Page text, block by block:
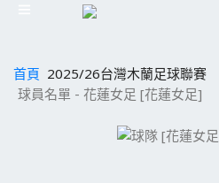
首頁 2025/26台灣木蘭足球聯賽
球員名單 - 花蓮女足 [花蓮女足]